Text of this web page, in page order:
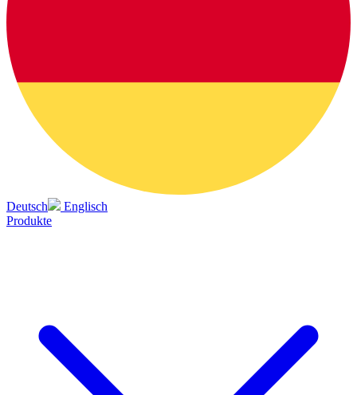
Deutsch
Englisch
Produkte